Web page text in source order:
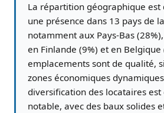
La répartition géographique est
une présence dans 13 pays de
notamment aux Pays-Bas
en Finlande (9%) et en Belgique
emplacements sont de qualité,
zones économiques
diversification des locataires
notable, avec des baux solides